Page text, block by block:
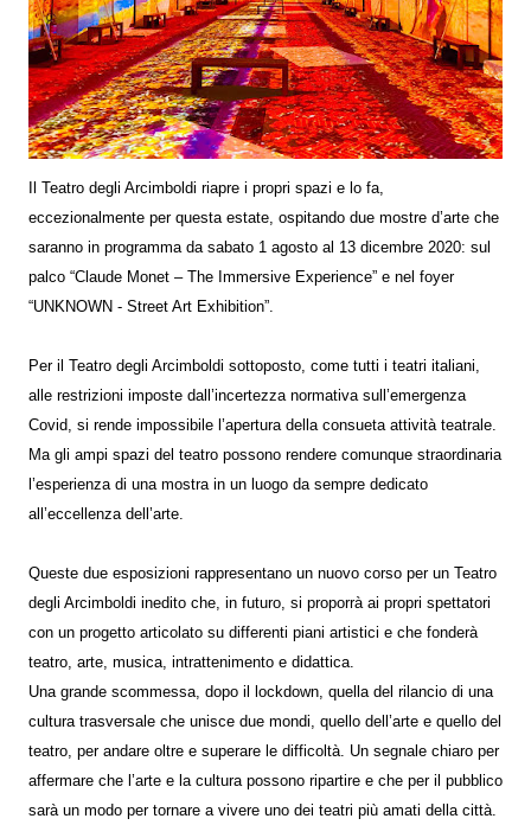
Il Teatro degli Arcimboldi riapre i propri spazi e lo fa,
eccezionalmente per questa estate, ospitando due mostre d’arte che
saranno in programma da sabato 1 agosto al 13 dicembre 2020: sul
palco “Claude Monet – The Immersive Experience” e nel foyer
“UNKNOWN - Street Art Exhibition”.
Per il Teatro degli Arcimboldi sottoposto, come tutti i teatri italiani,
alle restrizioni imposte dall’incertezza normativa sull’emergenza
Covid, si rende impossibile l’apertura della consueta attività teatrale.
Ma gli ampi spazi del teatro possono rendere comunque straordinaria
l’esperienza di una mostra in un luogo da sempre dedicato
all’eccellenza dell’arte.
Queste due esposizioni rappresentano un nuovo corso per un Teatro
degli Arcimboldi inedito che, in futuro, si proporrà ai propri spettatori
con un progetto articolato su differenti piani artistici e che fonderà
teatro, arte, musica, intrattenimento e didattica.
Una grande scommessa, dopo il lockdown, quella del rilancio di una
cultura trasversale che unisce due mondi, quello dell’arte e quello del
teatro, per andare oltre e superare le difficoltà. Un segnale chiaro per
affermare che l’arte e la cultura possono ripartire e che per il pubblico
sarà un modo per tornare a vivere uno dei teatri più amati della città.